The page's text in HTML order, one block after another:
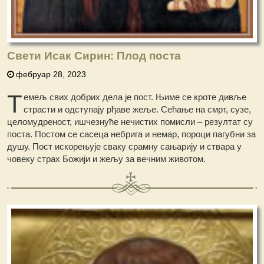
Свети Исак Сирин: Плод поста
фебруар 28, 2023
Темељ свих добрих дела је пост. Њиме се кроте дивље
страсти и одступају рђаве жеље. Сећање на смрт, сузе,
целомудреност, ишчезнуће нечистих помисли – резултат су
поста. Постом се сасеца небрига и немар, пороци пагубни за
душу. Пост искорењује сваку срамну сањарију и ствара у
човеку страх Божији и жељу за вечним животом.